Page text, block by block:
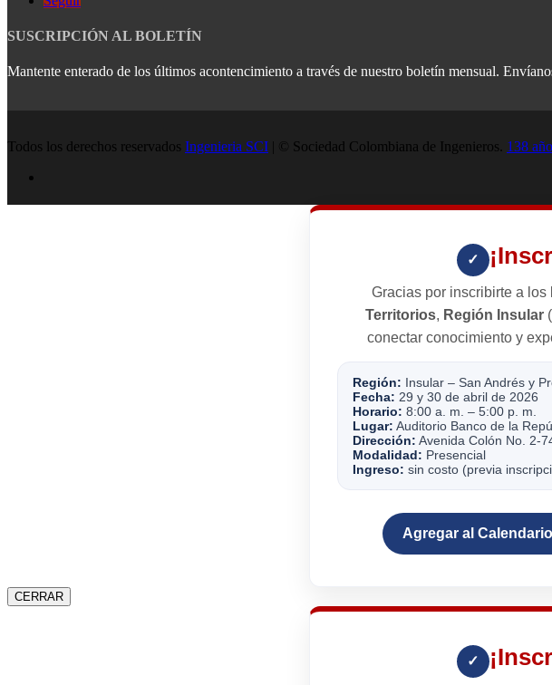
SUSCRIPCIÓN AL BOLETÍN
Mantente enterado de los últimos acontencimiento a través de nuestro boletín mensual.
Todos los derechos reservados Ingenieria SCI | © Sociedad Colombiana de Ingenieros. 138
✓
Gracias por inscribirte a los
Territorios, Región Insular
conectar conocimiento y
Región: Insular – San Andrés y
Fecha: 29 y 30 de abril de 2026
Horario: 8:00 a. m. – 5:00 p. m.
Lugar: Auditorio Banco de la
Dirección: Avenida Colón No. 2-
Modalidad: Presencial
Ingreso: sin costo (previa
Agregar al Calendario
CERRAR
✓